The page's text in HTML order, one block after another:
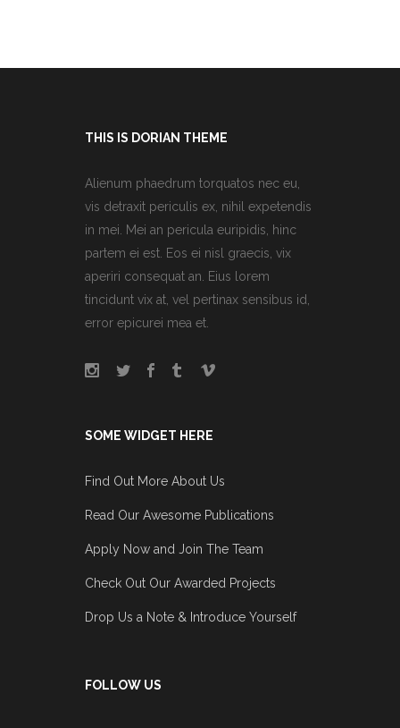
THIS IS DORIAN THEME
Alienum phaedrum torquatos nec eu,
vis detraxit periculis ex, nihil expetendis
in mei. Mei an pericula euripidis, hinc
partem ei est. Eos ei nisl graecis, vix
aperiri consequat an. Eius lorem
tincidunt vix at, vel pertinax sensibus id,
error epicurei mea et.
SOME WIDGET HERE
Find Out More About Us
Read Our Awesome Publications
Apply Now and Join The Team
Check Out Our Awarded Projects
Drop Us a Note & Introduce Yourself
FOLLOW US